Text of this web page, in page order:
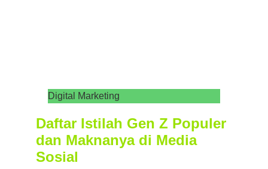
Digital Marketing
Daftar Istilah Gen Z Populer
dan Maknanya di Media
Sosial